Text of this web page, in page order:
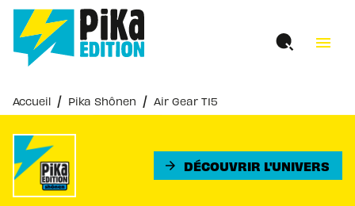
MENU RECHERCHE
PIED DE PAGE
menu
Accueil / Pika Shônen / Air Gear T15
arrow_forward DÉCOUVRIR L'UNIVERS